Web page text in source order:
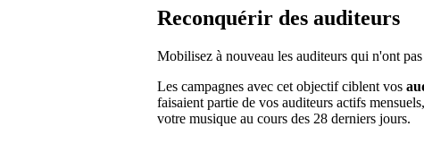
Reconquérir des auditeurs
Mobilisez à nouveau les auditeurs qui n'ont
Les campagnes avec cet objectif ciblent vos
faisaient partie de vos auditeurs actifs
votre musique au cours des 28 derniers jours.